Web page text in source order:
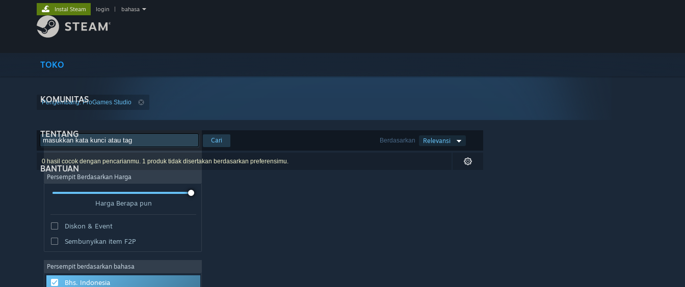
TOKO
KOMUNITAS
TENTANG
BANTUAN
Instal Steam login bahasa
Pengembang: ProGames Studio
Berdasarkan Relevansi
Cari
0 hasil cocok dengan pencarianmu. 1 produk tidak disertakan berdasarkan preferensimu.
Persempit Berdasarkan Harga
Harga Berapa pun
Diskon & Event
Sembunyikan item F2P
Persempit berdasarkan bahasa
Bhs. Indonesia